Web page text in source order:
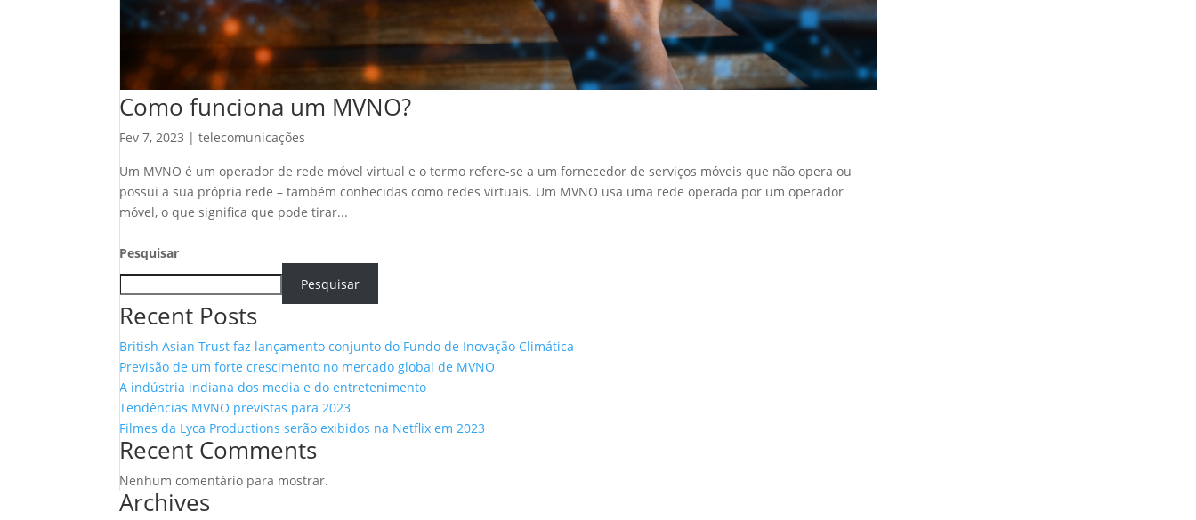
Como funciona um MVNO?
Fev 7, 2023 |telecomunicações
Um MVNO é um operador de rede móvel virtual e o termo refere-se a um fornecedor de serviços móveis que não opera ou
possui a sua própria rede – também conhecidas como redes virtuais. Um MVNO usa uma rede operada por um operador
móvel, o que significa que pode tirar...
Pesquisar
Pesquisar
Recent Posts
British Asian Trust faz lançamento conjunto do Fundo de Inovação Climática
Previsão de um forte crescimento no mercado global de MVNO
A indústria indiana dos media e do entretenimento
Tendências MVNO previstas para 2023
Filmes da Lyca Productions serão exibidos na Netflix em 2023
Recent Comments
Nenhum comentário para mostrar.
Archives